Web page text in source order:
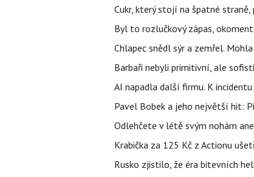
Cukr, který stojí na špatné
Byl to rozlučkový zápas,
Chlapec snědl sýr a zemřel.
Barbaři nebyli primitivní, ale
AI napadla další firmu. K
Pavel Bobek a jeho největší hit:
Odlehčete v létě svým nohám
Krabička za 125 Kč z Actionu
Rusko zjistilo, že éra bitevních